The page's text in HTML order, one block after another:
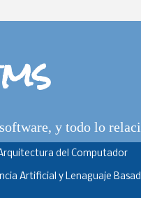
y todo lo
del Computador
Artificial y Lenaguaje